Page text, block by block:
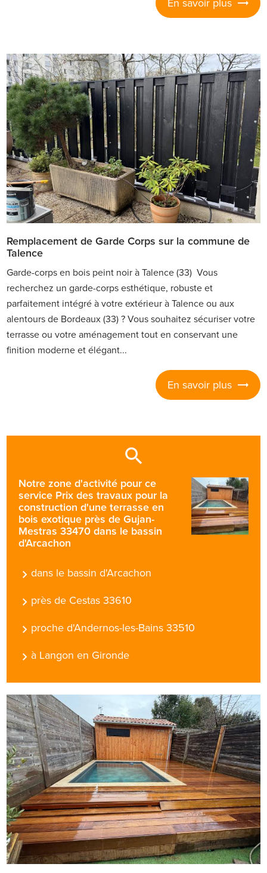
Remplacement de Garde Corps sur la commune de
Talence
Garde-corps en bois peint noir à Talence (33) Vous
recherchez un garde-corps esthétique, robuste et
parfaitement intégré à votre extérieur à Talence ou aux
alentours de Bordeaux (33) ? Vous souhaitez sécuriser votre
terrasse ou votre aménagement tout en conservant une
finition moderne et élégant...
En savoir plus
Notre zone d'activité pour ce
service Prix des travaux pour la
construction d'une terrasse en
bois exotique près de Gujan-
Mestras 33470 dans le bassin
d'Arcachon
dans le bassin d'Arcachon
près de Cestas 33610
proche d'Andernos-les-Bains 33510
à Langon en Gironde